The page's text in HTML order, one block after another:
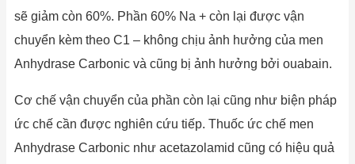
sẽ giảm còn 60%. Phần 60% Na + còn lại được vận
chuyển kèm theo C1 – không chịu ảnh hưởng của men
Anhydrase Carbonic và cũng bị ảnh hưởng bởi ouabain.
Cơ chế vận chuyển của phần còn lại cũng như biện pháp
ức chế cần được nghiên cứu tiếp. Thuốc ức chế men
Anhydrase Carbonic như acetazolamid cũng có hiệu quả